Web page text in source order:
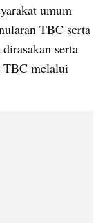
umum
TBC serta
serta
TBC melalui